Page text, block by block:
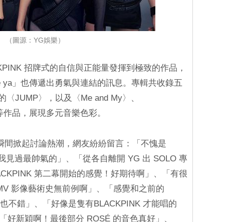
（圖源：YG娛樂）
招牌式的自信與正能量發揮到極致的作品，
」也傳遞出勇氣與連結的訊息。專輯共收錄五
JUMP〉，以及〈Me and My〉、
品，展現多元音樂色彩。
間掀起討論熱潮，網友紛紛留言：「不愧是
見過最帥氣的」、「從各自離開 YG 出 SOLO 專
第二幕開始的感覺！好期待啊」、「有很
影像藝術史無前例啊」、「感覺和之前的
不錯」、「好像是隻有BLACKPINK 才能唱的
好新穎啊！最後部分 ROSÉ 的音色真好」、